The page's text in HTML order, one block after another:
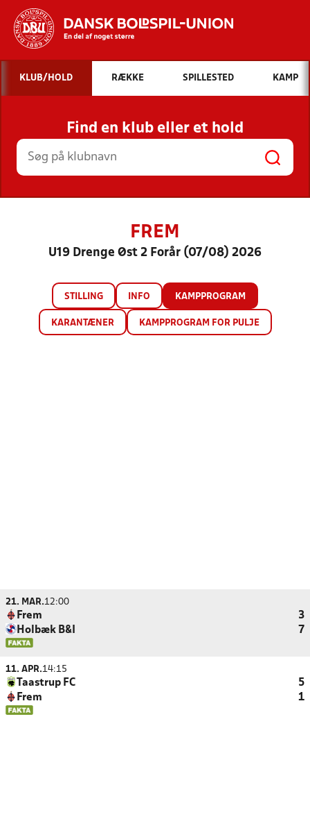
Hvad vil du søge efter?
INDHOLD OG NYHEDER
STILLINGER, RESULTATER, KLUBBER OG
HOLD
KLUB/HOLD RÆKKE SPILLESTED KAMP
Find en klub eller et hold
FREM
U19 Drenge Øst 2 Forår (07/08) 2026
STILLING INFO KAMPPROGRAM
KARANTÆNER KAMPPROGRAM FOR PULJE
21. MAR.12:00
Frem
3
Holbæk B&I
7
11. APR.14:15
Taastrup FC
5
Frem
1